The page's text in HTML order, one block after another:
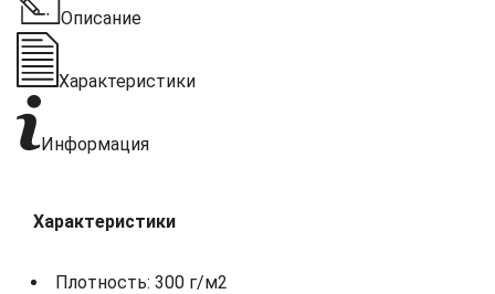
Описание
Характеристики
Информация
Характеристики
Плотность: 300 г/м2